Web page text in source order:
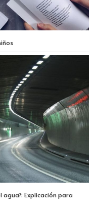
agua?: Explicación para